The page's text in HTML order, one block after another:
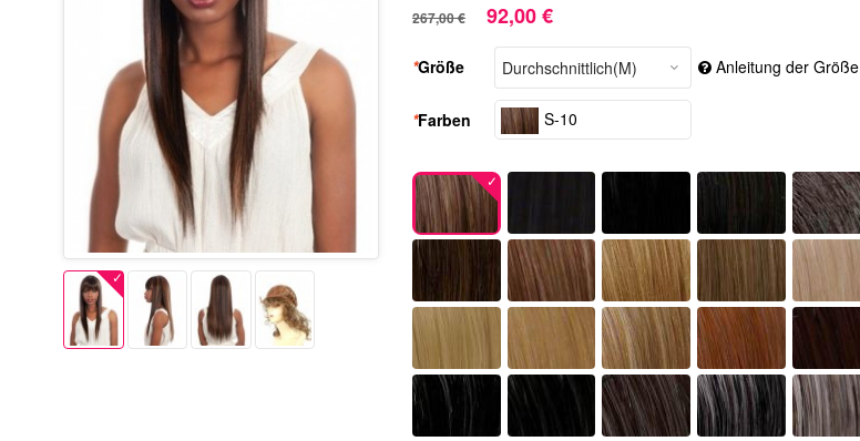
267,00 € 92,00 €
*Größe Anleitung der Größe
*Farben S-10